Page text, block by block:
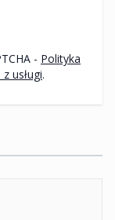
Ten formularz jest chroniony przez reCAPTCHA - Polityka
usługi.
-